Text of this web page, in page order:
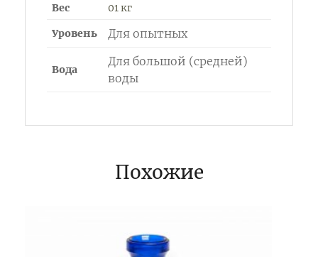
Вес
01 кг
Уровень
Для опытных
Вода
Для большой (средней)
воды
Похожие